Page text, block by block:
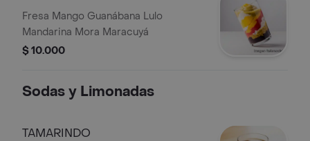
Fresa Mango Guanábana Lulo
Mandarina Mora Maracuyá
$ 10.000
Sodas y Limonadas
TAMARINDO